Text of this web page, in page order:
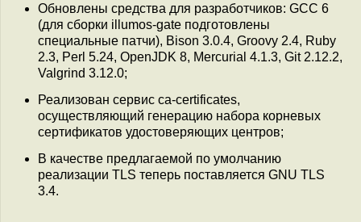
Обновлены средства для разработчиков: GCC 6
(для сборки illumos-gate подготовлены
специальные патчи), Bison 3.0.4, Groovy 2.4, Ruby
2.3, Perl 5.24, OpenJDK 8, Mercurial 4.1.3, Git 2.12.2,
Valgrind 3.12.0;
Реализован сервис ca-certificates,
осуществляющий генерацию набора корневых
сертификатов удостоверяющих центров;
В качестве предлагаемой по умолчанию
реализации TLS теперь поставляется GNU TLS
3.4.